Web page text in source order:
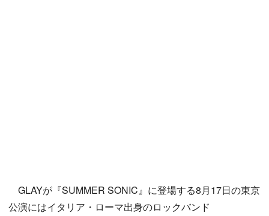
GLAYが『SUMMER SONIC』に登場する8月17日の東京
公演にはイタリア・ローマ出身のロックバンド